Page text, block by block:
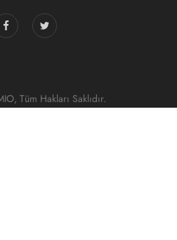
Tüm Hakları Saklıdır.